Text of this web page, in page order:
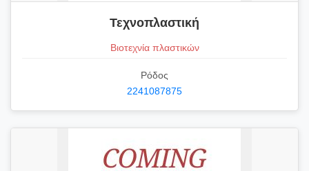
Τεχνοπλαστική
Βιοτεχνία πλαστικών
Ρόδος
2241087875